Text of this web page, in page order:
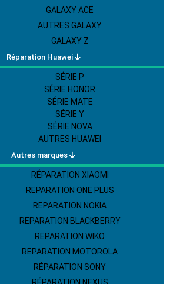
GALAXY ACE
AUTRES GALAXY
GALAXY Z
Réparation Huawei
SÉRIE P
SÉRIE HONOR
SÉRIE MATE
SÉRIE Y
SÉRIE NOVA
AUTRES HUAWEI
Autres marques
RÉPARATION XIAOMI
REPARATION ONE PLUS
REPARATION NOKIA
REPARATION BLACKBERRY
REPARATION WIKO
REPARATION MOTOROLA
RÉPARATION SONY